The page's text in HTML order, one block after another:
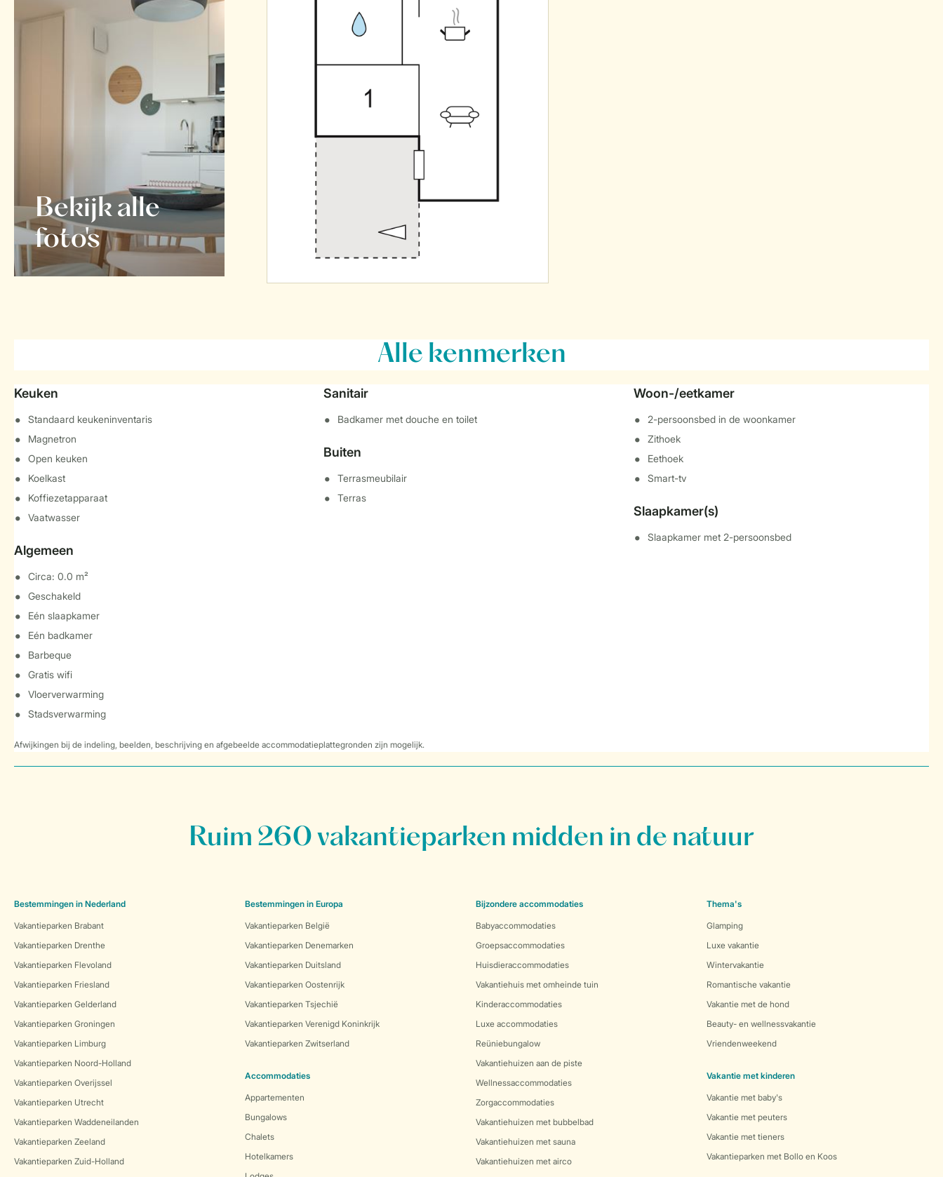
Bekijk alle
foto's
Alle kenmerken
Keuken
Standaard keukeninventaris
Magnetron
Open keuken
Koelkast
Koffiezetapparaat
Vaatwasser
Algemeen
Circa: 0.0 m²
Geschakeld
Eén slaapkamer
Eén badkamer
Barbeque
Gratis wifi
Vloerverwarming
Stadsverwarming
Sanitair
Badkamer met douche en toilet
Buiten
Terrasmeubilair
Terras
Woon-/eetkamer
2-persoonsbed in de woonkamer
Zithoek
Eethoek
Smart-tv
Slaapkamer(s)
Slaapkamer met 2-persoonsbed
Afwijkingen bij de indeling, beelden, beschrijving en afgebeelde accommodatieplattegronden zijn mogelijk.
Ruim 260 vakantieparken midden in de natuur
Bestemmingen in Nederland
Vakantieparken Brabant
Vakantieparken Drenthe
Vakantieparken Flevoland
Vakantieparken Friesland
Vakantieparken Gelderland
Vakantieparken Groningen
Vakantieparken Limburg
Vakantieparken Noord-Holland
Vakantieparken Overijssel
Vakantieparken Utrecht
Vakantieparken Waddeneilanden
Vakantieparken Zeeland
Vakantieparken Zuid-Holland
Bestemmingen in Europa
Vakantieparken België
Vakantieparken Denemarken
Vakantieparken Duitsland
Vakantieparken Oostenrijk
Vakantieparken Tsjechië
Vakantieparken Verenigd Koninkrijk
Vakantieparken Zwitserland
Accommodaties
Appartementen
Bungalows
Chalets
Hotelkamers
Bijzondere accommodaties
Babyaccommodaties
Groepsaccommodaties
Huisdieraccommodaties
Vakantiehuis met omheinde tuin
Kinderaccommodaties
Luxe accommodaties
Reüniebungalow
Vakantiehuizen aan de piste
Wellnessaccommodaties
Zorgaccommodaties
Vakantiehuizen met bubbelbad
Vakantiehuizen met sauna
Vakantiehuizen met airco
Thema's
Glamping
Luxe vakantie
Wintervakantie
Romantische vakantie
Vakantie met de hond
Beauty- en wellnessvakantie
Vriendenweekend
Vakantie met kinderen
Vakantie met baby's
Vakantie met peuters
Vakantie met tieners
Vakantieparken met Bollo en Koos